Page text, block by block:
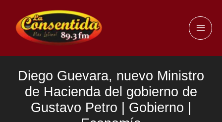
contenido
Diego Guevara, nuevo Ministro
de Hacienda del gobierno de
Gustavo Petro | Gobierno |